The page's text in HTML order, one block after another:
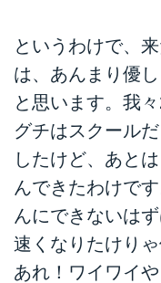
というわけで、
は、あんまり優
と思います。我
グチはスクール
したけど、あと
んできたわけで
んにできないは
速くなりたけり
あれ！ワイワイ